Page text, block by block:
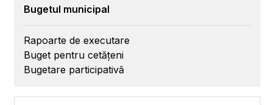
Bugetul municipal
Rapoarte de executare
Buget pentru cetățeni
Bugetare participativă